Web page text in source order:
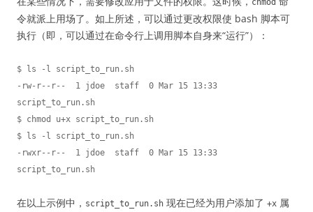
令就派上用场了。如上所述，可以通过更改权限使 bash 脚本可
执行（即，可以通过在命令行上调用脚本自身来“运行”）：
$ ls -l script_to_run.sh
-rw-r--r--  1 jdoe  staff  0 Mar 15 13:33
script_to_run.sh
$ chmod u+x script_to_run.sh
$ ls -l script_to_run.sh
-rwxr--r--  1 jdoe  staff  0 Mar 15 13:33
在以上示例中， script_to_run.sh 现在已经为用户添加了 +x 属